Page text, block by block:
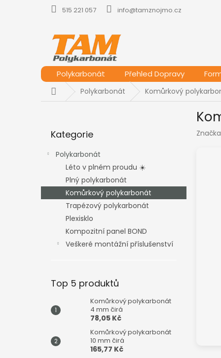
515 221 057 info@tamznojmo.cz
Polykarbonát Přehled Dopravy
DomůPolykarbonát Komůrkový
kategorie
Kategorie
Polykarbonát
Léto v plném proudu ☀️
Plný polykarbonát
Komůrkový polykarbonát
Trapézový polykarbonát
Plexisklo
Kompozitní panel BOND
Veškeré montážní příslušenství
Top 5 produktů
Komůrkový polykarbonát
4 mm čirá
78,05 Kč
Komůrkový polykarbonát
10 mm čirá
165,77 Kč